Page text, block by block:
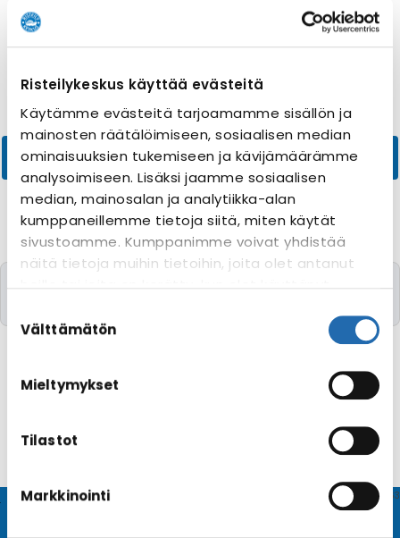
Risteilykeskus käyttää evästeitä
Käytämme evästeitä tarjoamamme sisällön ja
mainosten räätälöimiseen, sosiaalisen median
ominaisuuksien tukemiseen ja kävijämäärämme
analysoimiseen. Lisäksi jaamme sosiaalisen
median, mainosalan ja analytiikka-alan
kumppaneillemme tietoja siitä, miten käytät
sivustoamme. Kumppanimme voivat yhdistää
näitä tietoja muihin tietoihin, joita olet antanut
evästeasetuksiesi hyväksyntää sivuston
linkistä.
valinta
Välttämätön
Mieltymykset
Tilastot
Markkinointi V4.1663